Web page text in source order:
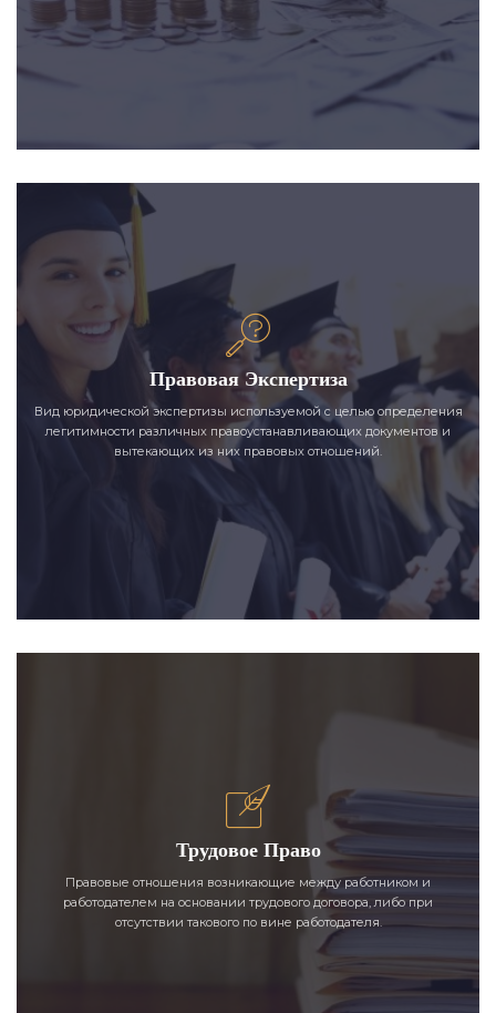
Правовая Экспертиза
Вид юридической экспертизы используемой с целью определения
легитимности различных правоустанавливающих документов и
вытекающих из них правовых отношений.
Трудовое Право
Правовые отношения возникающие между работником и
работодателем на основании трудового договора, либо при
отсутствии такового по вине работодателя.